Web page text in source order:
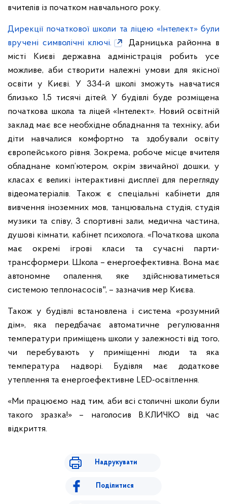
вчителів із початком навчального року.
Дирекції початкової школи та ліцею «Інтелект» були
вручені символічні ключі.
Дарницька районна в
місті Києві державна адміністрація робить усе
можливе, аби створити належні умови для якісної
освіти у Києві. У 334-й школі зможуть навчатися
близько 1,5 тисячі дітей. У будівлі буде розміщена
початкова школа та ліцей «Інтелект». Новий освітній
заклад має все необхідне обладнання та техніку, аби
діти навчалися комфортно та здобували освіту
європейського рівня. Зокрема, робоче місце вчителя
обладнане комп’ютером, окрім звичайної дошки, у
класах є великі інтерактивні дисплеї для перегляду
відеоматеріалів. Також є спеціальні кабінети для
вивчення іноземних мов, танцювальна студія, студія
музики та співу, 3 спортивні зали, медична частина,
душові кімнати, кабінет психолога. «Початкова школа
має окремі ігрові класи та сучасні парти-
трансформери. Школа – енергоефективна. Вона має
автономне опалення, яке здійснюватиметься
системою теплонасосів", – зазначив мер Києва.
Також у будівлі встановлена і система «розумний
дім», яка передбачає автоматичне регулювання
температури приміщень школи у залежності від того,
чи перебувають у приміщенні люди та яка
температура надворі. Будівля має додаткове
утеплення та енергоефективне LED-освітлення.
«Ми працюємо над тим, аби всі столичні школи були
такого зразка!» – наголосив В.КЛИЧКО від час
відкриття.
Надрукувати
Поділитися